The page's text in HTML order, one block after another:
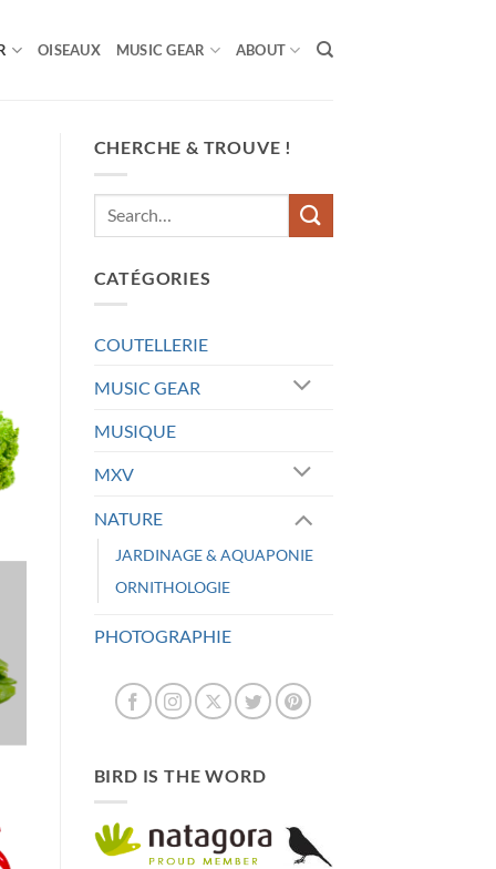
OISEAUX MUSIC GEAR ABOUT
CHERCHE & TROUVE !
CATÉGORIES
COUTELLERIE
MUSIC GEAR
MUSIQUE
MXV
NATURE
JARDINAGE & AQUAPONIE
ORNITHOLOGIE
PHOTOGRAPHIE
BIRD IS THE WORD